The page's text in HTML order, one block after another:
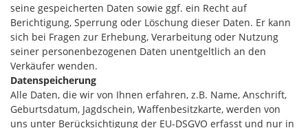
seine gespeicherten Daten sowie ggf. ein Recht auf
Berichtigung, Sperrung oder Löschung dieser Daten. Er kann
sich bei Fragen zur Erhebung, Verarbeitung oder Nutzung
seiner personenbezogenen Daten unentgeltlich an den
Verkäufer wenden.
Datenspeicherung
Alle Daten, die wir von Ihnen erfahren, z.B. Name, Anschrift,
Geburtsdatum, Jagdschein, Waffenbesitzkarte, werden von
uns unter Berücksichtigung der EU-DSGVO erfasst und nur in